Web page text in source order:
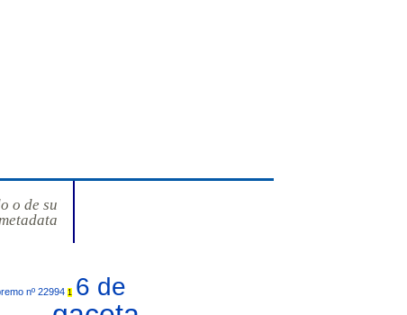
o de su
metadata
nº 22994 1
6 de